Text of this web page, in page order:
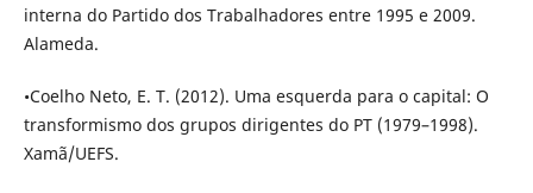
interna do Partido dos Trabalhadores entre 1995 e 2009.
Alameda.
•Coelho Neto, E. T. (2012). Uma esquerda para o capital: O
transformismo dos grupos dirigentes do PT (1979–1998).
Xamã/UEFS.